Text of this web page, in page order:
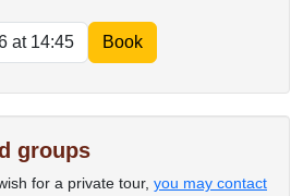
groups
for a private tour, you may contact